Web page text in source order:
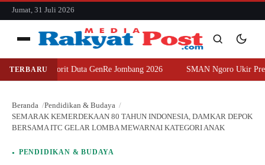
konten
Jumat, 31 Juli 2026
Menu
Cari
Cari
TERBARU
Favorit Duta GenRe Jombang 2026 SMAN Ngoro Ukir Prestasi,
Beranda
Pendidikan & Budaya
SEMARAK KEMERDEKAAN 80 TAHUN INDONESIA, DAMKAR DEPOK
BERSAMA ITC GELAR LOMBA MEWARNAI KATEGORI ANAK
PENDIDIKAN & BUDAYA